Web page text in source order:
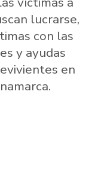
lucrarse,
con las
y ayudas
en